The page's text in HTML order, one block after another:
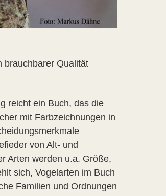
brauchbarer Qualität
reicht ein Buch, das die
mit Farbzeichnungen in
von Alt- und
Arten werden u.a. Größe,
sich, Vogelarten im Buch
Familien und Ordnungen